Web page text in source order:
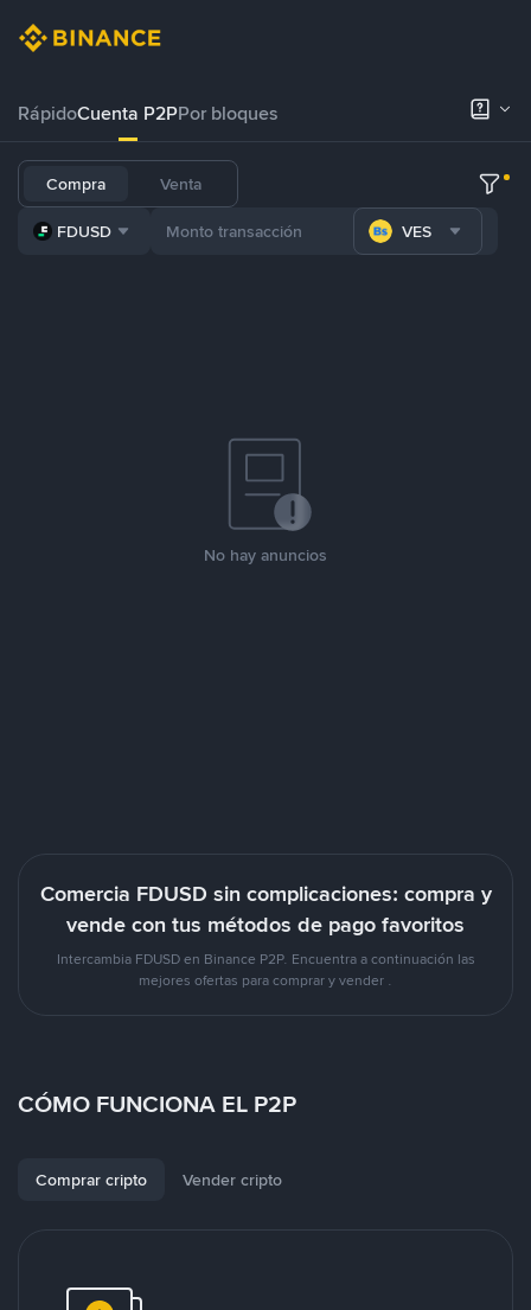
RápidoCuenta P2PPor bloques
Compra Venta
FDUSD VES
No hay anuncios
Comercia FDUSD sin complicaciones: compra y
vende con tus métodos de pago favoritos
Intercambia FDUSD en Binance P2P. Encuentra a continuación las
mejores ofertas para comprar y vender .
CÓMO FUNCIONA EL P2P
Comprar cripto Vender cripto